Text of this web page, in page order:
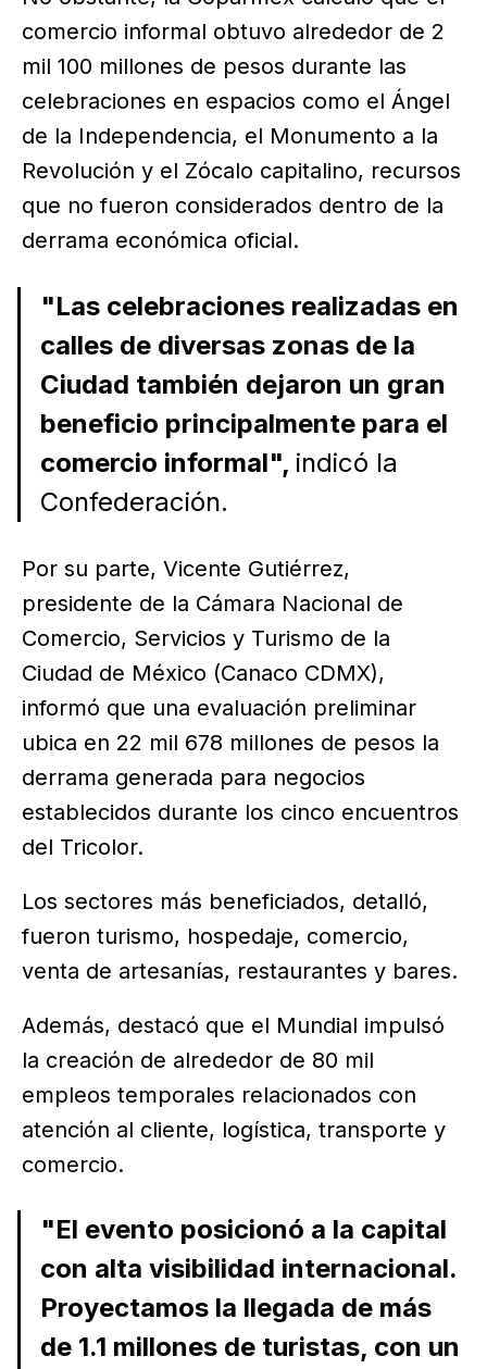
comercio informal obtuvo alrededor de 2
mil 100 millones de pesos durante las
celebraciones en espacios como el Ángel
de la Independencia, el Monumento a la
Revolución y el Zócalo capitalino, recursos
que no fueron considerados dentro de la
derrama económica oficial.
"Las celebraciones realizadas en
calles de diversas zonas de la
Ciudad también dejaron un gran
beneficio principalmente para el
comercio informal", indicó la
Confederación.
Por su parte, Vicente Gutiérrez,
presidente de la Cámara Nacional de
Comercio, Servicios y Turismo de la
Ciudad de México (Canaco CDMX),
informó que una evaluación preliminar
ubica en 22 mil 678 millones de pesos la
derrama generada para negocios
establecidos durante los cinco encuentros
del Tricolor.
Los sectores más beneficiados, detalló,
fueron turismo, hospedaje, comercio,
venta de artesanías, restaurantes y bares.
Además, destacó que el Mundial impulsó
la creación de alrededor de 80 mil
empleos temporales relacionados con
atención al cliente, logística, transporte y
comercio.
"El evento posicionó a la capital
con alta visibilidad internacional.
Proyectamos la llegada de más
de 1.1 millones de turistas, con un